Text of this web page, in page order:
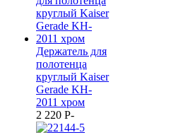
Держатель для
полотенца
круглый Kaiser
Gerade KH-
2011 хром
2 220 P-